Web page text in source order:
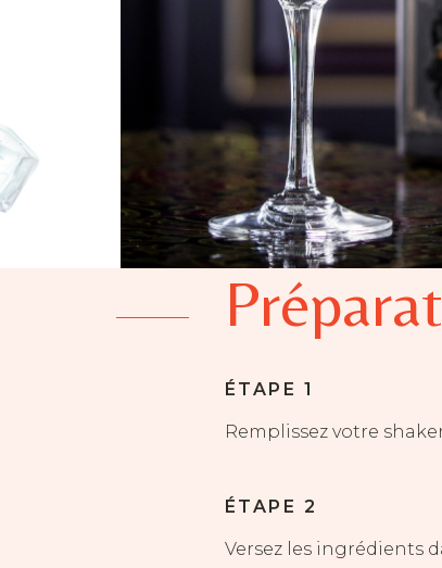
ÉTAPE 1
Remplissez votre
ÉTAPE 2
Versez les ingrédients